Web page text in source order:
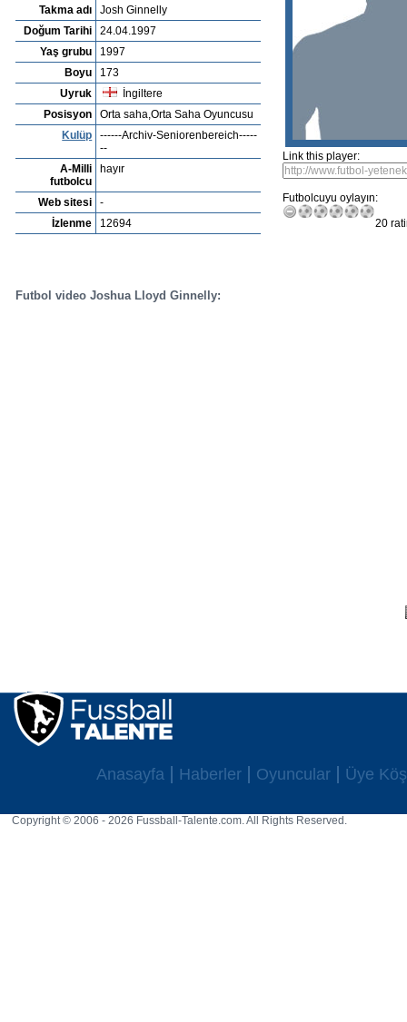
Takma adı
Josh Ginnelly
Doğum Tarihi
24.04.1997
Yaş grubu
1997
Boyu
173
Uyruk
İngiltere
Posisyon
Orta saha,Orta Saha Oyuncusu
Kulüp
------Archiv-Seniorenbereich-----
--
A-Milli
futbolcu
hayır
Web sitesi
-
İzlenme
12694
Link this player:
Futbolcuyu oylayın:
20
Futbol video Joshua Lloyd Ginnelly:
Anasayfa Haberler Oyuncular Üye
Copyright © 2006 - 2026 Fussball-Talente.com. All Rights Reserved.